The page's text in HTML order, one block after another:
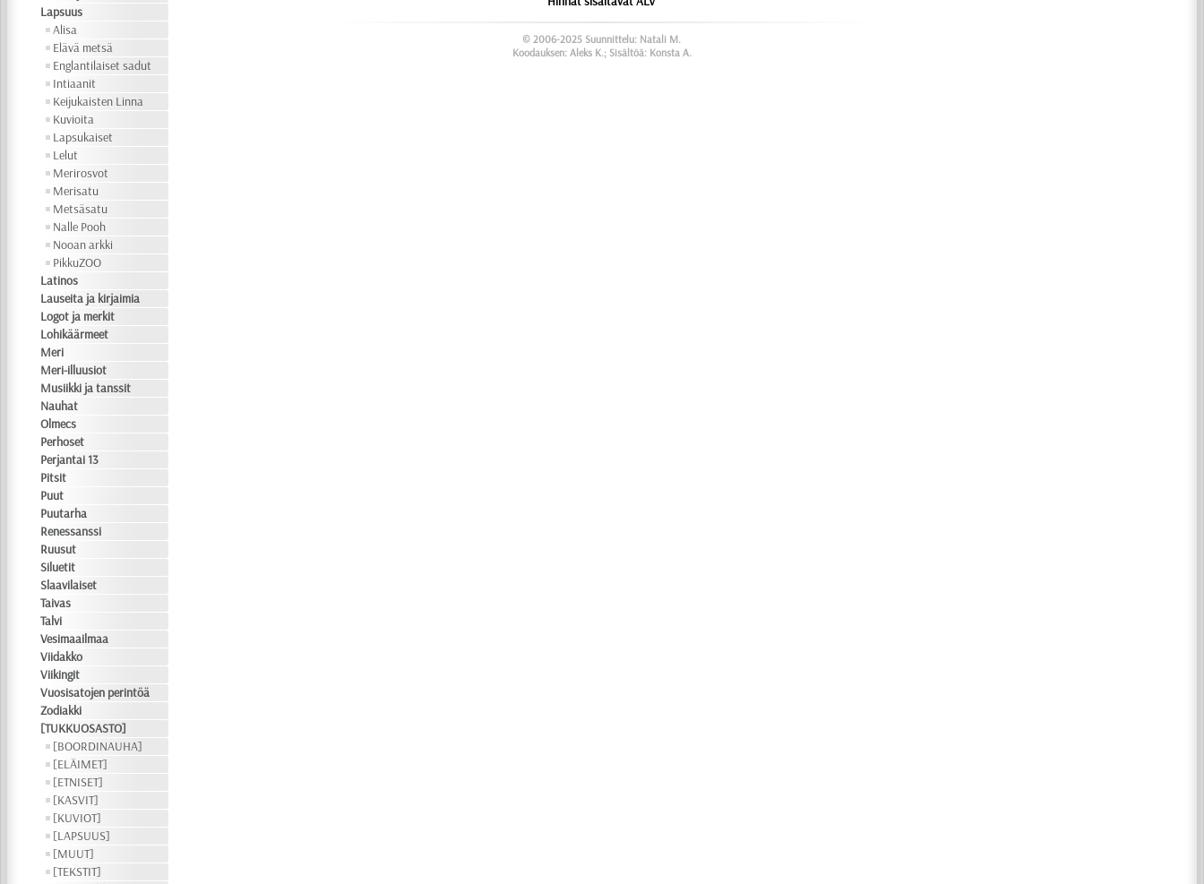
Lapsuus
Alisa
Elävä metsä
Englantilaiset sadut
Intiaanit
Keijukaisten Linna
Kuvioita
Lapsukaiset
Lelut
Merirosvot
Merisatu
Metsäsatu
Nalle Pooh
Nooan arkki
PikkuZOO
Latinos
Lauseita ja kirjaimia
Logot ja merkit
Lohikäärmeet
Meri
Meri-illuusiot
Musiikki ja tanssit
Nauhat
Olmecs
Perhoset
Perjantai 13
Pitsit
Puut
Puutarha
Renessanssi
Ruusut
Siluetit
Slaavilaiset
Taivas
Talvi
Vesimaailmaa
Viidakko
Viikingit
Vuosisatojen perintöä
Zodiakki
[TUKKUOSASTO]
[BOORDINAUHA]
[ELÄIMET]
[ETNISET]
[KASVIT]
[KUVIOT]
[LAPSUUS]
[MUUT]
[TEKSTIT]
© 2006-2025 Suunnittelu: Natali M.
Koodauksen: Aleks K.; Sisältöä: Konsta A.